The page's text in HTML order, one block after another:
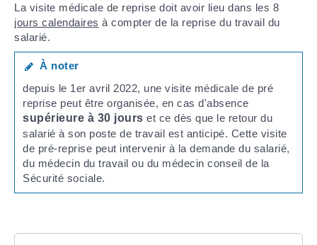
La visite médicale de reprise doit avoir lieu dans les 8
jours calendaires à compter de la reprise du travail du
salarié.
À noter
depuis le 1er avril 2022, une visite médicale de pré
reprise peut être organisée, en cas d'absence
supérieure à 30 jours et ce dès que le retour du
salarié à son poste de travail est anticipé. Cette visite
de pré-reprise peut intervenir à la demande du salarié,
du médecin du travail ou du médecin conseil de la
Sécurité sociale.